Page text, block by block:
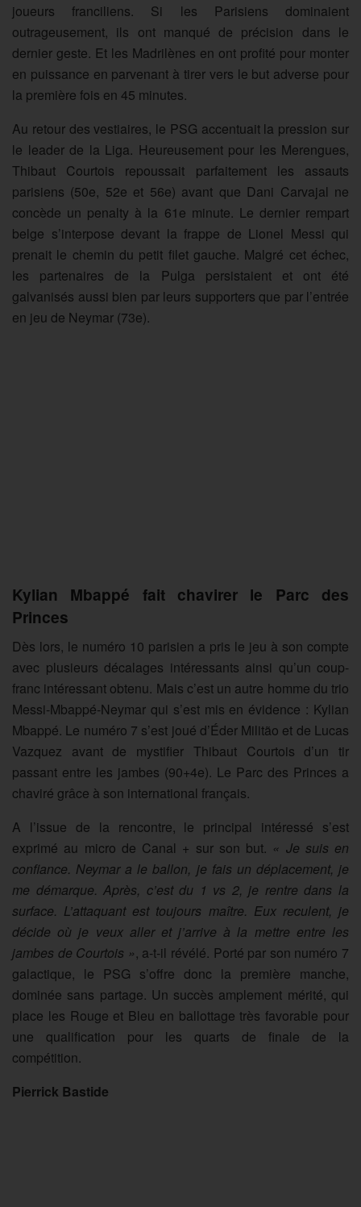
joueurs franciliens. Si les Parisiens dominaient
outrageusement, ils ont manqué de précision dans le
dernier geste. Et les Madrilènes en ont profité pour monter
en puissance en parvenant à tirer vers le but adverse pour
la première fois en 45 minutes.
Au retour des vestiaires, le PSG accentuait la pression sur
le leader de la Liga. Heureusement pour les Merengues,
Thibaut Courtois repoussait parfaitement les assauts
parisiens (50e, 52e et 56e) avant que Dani Carvajal ne
concède un penalty à la 61e minute. Le dernier rempart
belge s’interpose devant la frappe de Lionel Messi qui
prenait le chemin du petit filet gauche. Malgré cet échec,
les partenaires de la Pulga persistaient et ont été
galvanisés aussi bien par leurs supporters que par l’entrée
en jeu de Neymar (73e).
Kylian Mbappé fait chavirer le Parc des
Princes
Dès lors, le numéro 10 parisien a pris le jeu à son compte
avec plusieurs décalages intéressants ainsi qu’un coup-
franc intéressant obtenu. Mais c’est un autre homme du trio
Messi-Mbappé-Neymar qui s’est mis en évidence : Kylian
Mbappé. Le numéro 7 s’est joué d’Éder Militão et de Lucas
Vazquez avant de mystifier Thibaut Courtois d’un tir
passant entre les jambes (90+4e). Le Parc des Princes a
chaviré grâce à son international français.
A l’issue de la rencontre, le principal intéressé s’est
exprimé au micro de Canal + sur son but. « Je suis en
confiance. Neymar a le ballon, je fais un déplacement, je
me démarque. Après, c’est du 1 vs 2, je rentre dans la
surface. L’attaquant est toujours maître. Eux reculent, je
décide où je veux aller et j’arrive à la mettre entre les
jambes de Courtois », a-t-il révélé. Porté par son numéro 7
galactique, le PSG s’offre donc la première manche,
dominée sans partage. Un succès amplement mérité, qui
place les Rouge et Bleu en ballottage très favorable pour
une qualification pour les quarts de finale de la
compétition.
Pierrick Bastide